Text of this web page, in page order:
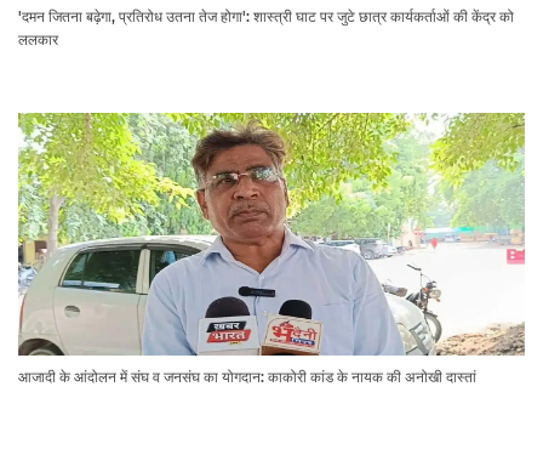
'दमन जितना बढ़ेगा, प्रतिरोध उतना तेज होगा': शास्त्री घाट पर जुटे छात्र कार्यकर्ताओं की केंद्र को
ललकार
आजादी के आंदोलन में संघ व जनसंघ का योगदान: काकोरी कांड के नायक की अनोखी दास्तां